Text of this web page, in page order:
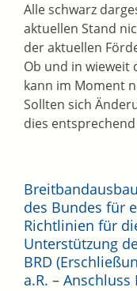
Alle schwarz
aktuellen Stand
der aktuellen
Ob und in wieweit
kann im Moment
Sollten sich
dies
des Bundes für
Richtlinien für
Unterstützung
BRD
a.R. – Anschluss